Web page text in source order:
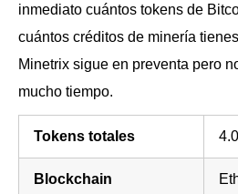
inmediato cuántos tokens de
cuántos créditos de minería
Minetrix sigue en preventa pero
mucho tiempo.
Tokens totales
Blockchain